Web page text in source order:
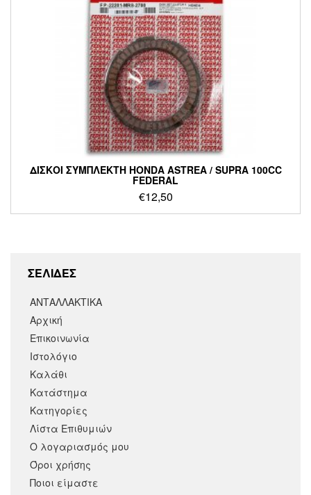
ΔΙΣΚΟΙ ΣΥΜΠΛΕΚΤΗ HONDA ASTREA / SUPRA 100CC
FEDERAL
€12,50
ΣΕΛΙΔΕΣ
ΑΝΤΑΛΛΑΚΤΙΚΑ
Αρχική
Επικοινωνία
Ιστολόγιο
Καλάθι
Κατάστημα
Κατηγορίες
Λίστα Επιθυμιών
Ο λογαριασμός μου
Όροι χρήσης
Ποιοι είμαστε